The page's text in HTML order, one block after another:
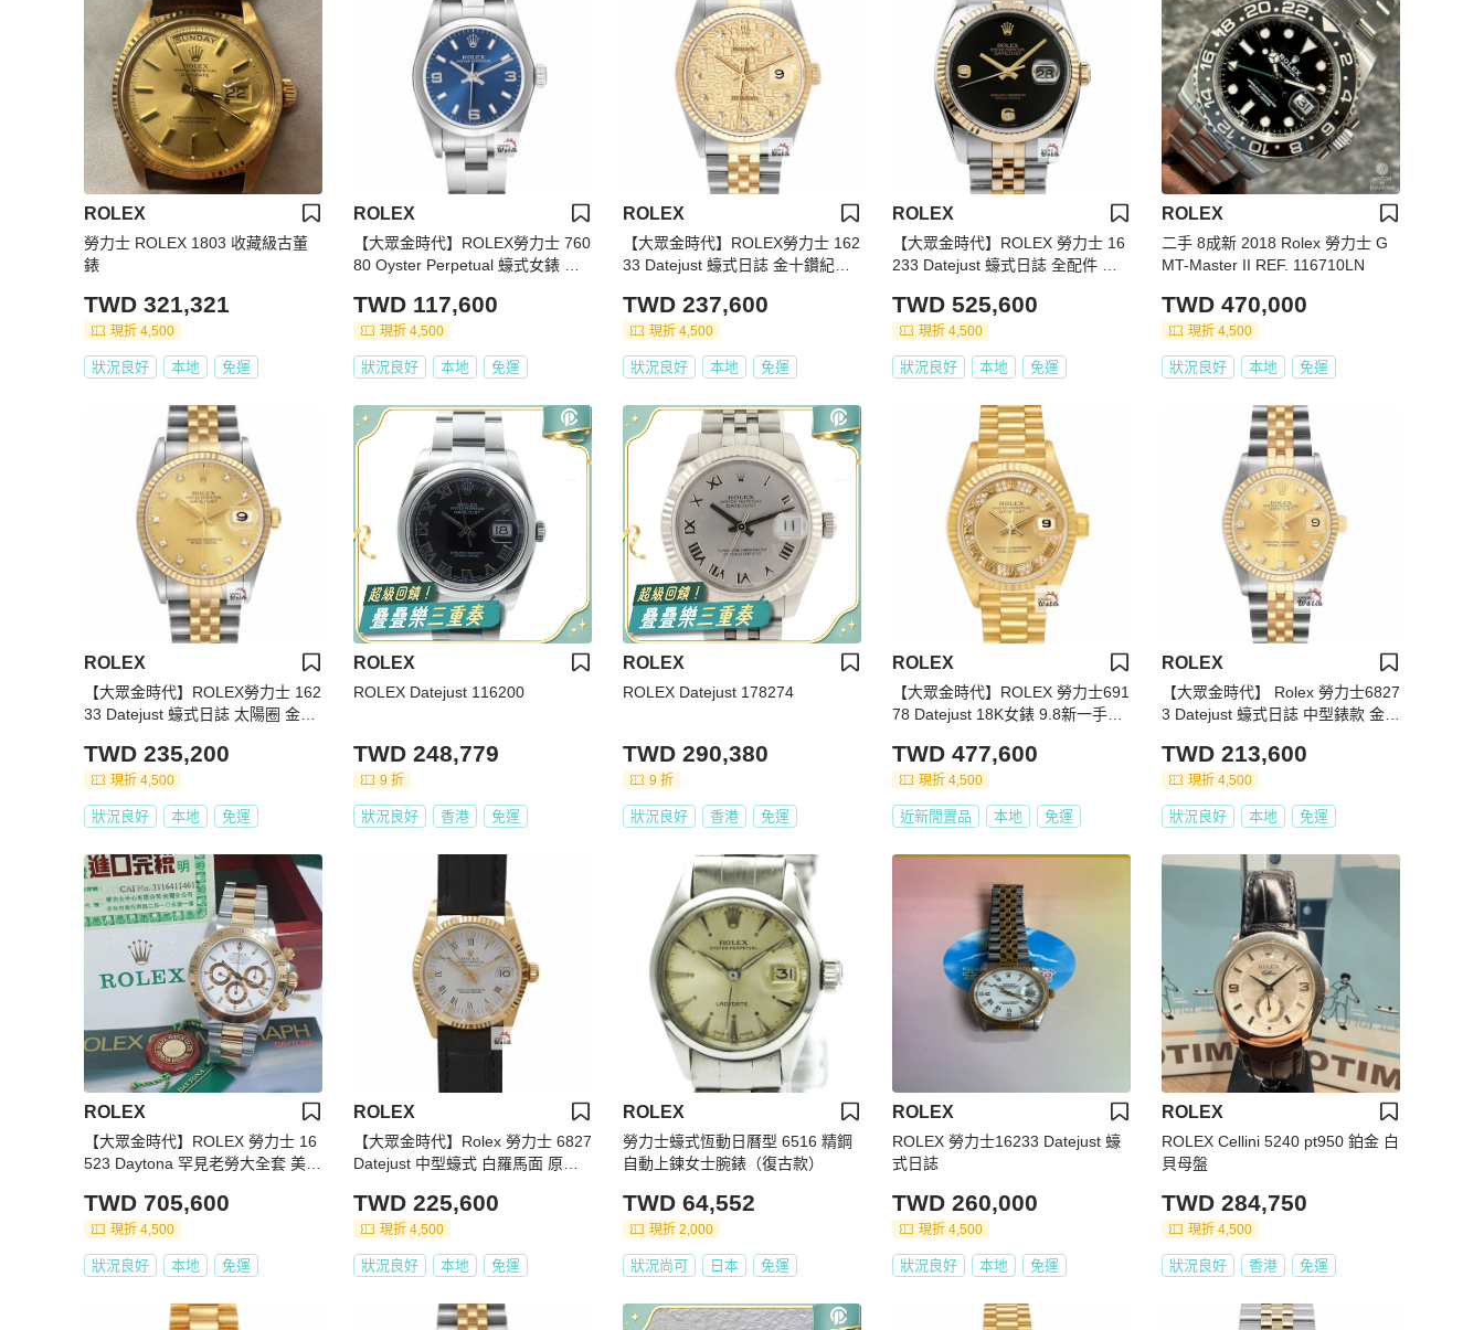
ROLEX
勞力士 ROLEX 1803 收藏級古董
錶
TWD 321,321
現折 4,500
狀況良好 本地 免運
ROLEX
【大眾金時代】ROLEX勞力士 760
80 Oyster Perpetual 蠔式女錶 藍
TWD 117,600
現折 4,500
狀況良好 本地 免運
ROLEX
【大眾金時代】ROLEX勞力士 162
33 Datejust 蠔式日誌 金十鑽紀念
132
TWD 237,600
現折 4,500
狀況良好 本地 免運
ROLEX
【大眾金時代】ROLEX 勞力士 16
233 Datejust 蠔式日誌 全配件 市
36mm 大眾金時代B1009
TWD 525,600
現折 4,500
狀況良好 本地 免運
ROLEX
二手 8成新 2018 Rolex 勞力士 G
MT-Master II REF. 116710LN
TWD 470,000
現折 4,500
狀況良好 本地 免運
ROLEX
【大眾金時代】ROLEX勞力士 162
33 Datejust 蠔式日誌 太陽圈 金色
287
TWD 235,200
現折 4,500
狀況良好 本地 免運
ROLEX
ROLEX Datejust 116200
TWD 248,779
9 折
狀況良好 香港 免運
ROLEX
ROLEX Datejust 178274
TWD 290,380
9 折
狀況良好 香港 免運
ROLEX
【大眾金時代】ROLEX 勞力士691
78 Datejust 18K女錶 9.8新一手錶
09
TWD 477,600
現折 4,500
近新閒置品 本地 免運
ROLEX
【大眾金時代】 Rolex 勞力士6827
3 Datejust 蠔式日誌 中型錶款 金色
TWD 213,600
現折 4,500
狀況良好 本地 免運
ROLEX
【大眾金時代】ROLEX 勞力士 16
523 Daytona 罕見老勞大全套 美品
時代B038
TWD 705,600
現折 4,500
狀況良好 本地 免運
ROLEX
【大眾金時代】Rolex 勞力士 6827
Datejust 中型蠔式 白羅馬面 原廠1
TWD 225,600
現折 4,500
狀況良好 本地 免運
ROLEX
勞力士蠔式恆動日曆型 6516 精鋼
自動上鍊女士腕錶（復古款）
TWD 64,552
現折 2,000
狀況尚可 日本 免運
ROLEX
ROLEX 勞力士16233 Datejust 蠔
式日誌
TWD 260,000
現折 4,500
狀況良好 本地 免運
ROLEX
ROLEX Cellini 5240 pt950 鉑金 白
貝母盤
TWD 284,750
現折 4,500
狀況良好 香港 免運